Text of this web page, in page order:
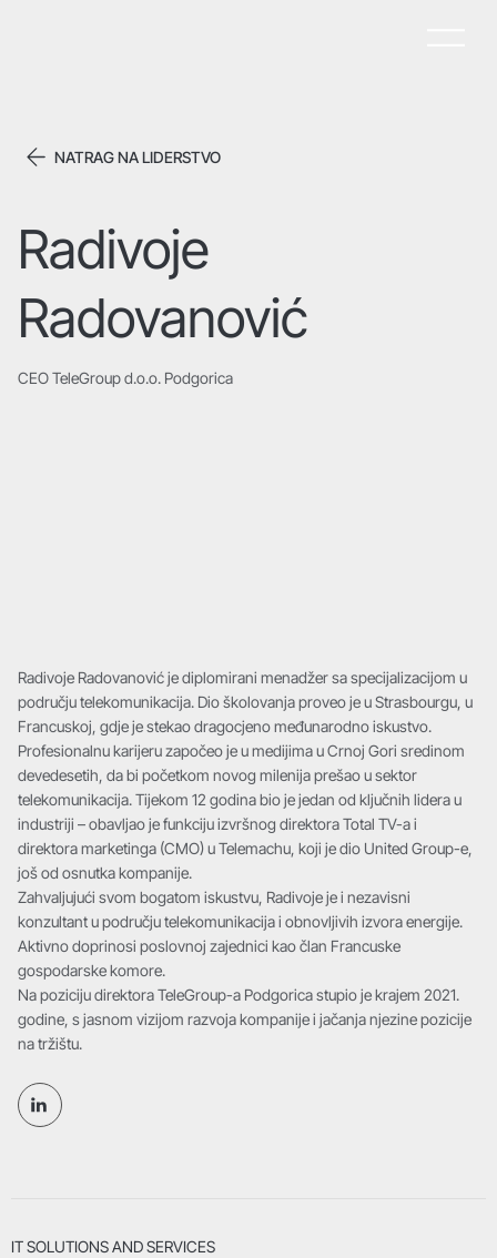
NATRAG NA LIDERSTVO
Radivoje Radovanović je diplomirani menadžer sa specijalizacijom u
području telekomunikacija. Dio školovanja proveo je u Strasbourgu, u
Francuskoj, gdje je stekao dragocjeno međunarodno iskustvo.
Profesionalnu karijeru započeo je u medijima u Crnoj Gori sredinom
devedesetih, da bi početkom novog milenija prešao u sektor
telekomunikacija. Tijekom 12 godina bio je jedan od ključnih lidera u
industriji – obavljao je funkciju izvršnog direktora Total TV-a i
direktora marketinga (CMO) u Telemachu, koji je dio United Group-e,
još od osnutka kompanije.
Zahvaljujući svom bogatom iskustvu, Radivoje je i nezavisni
konzultant u području telekomunikacija i obnovljivih izvora energije.
Aktivno doprinosi poslovnoj zajednici kao član Francuske
gospodarske komore.
Na poziciju direktora TeleGroup-a Podgorica stupio je krajem 2021.
godine, s jasnom vizijom razvoja kompanije i jačanja njezine pozicije
na tržištu.
Radivoje
Radovanović
CEO TeleGroup d.o.o. Podgorica
IT SOLUTIONS AND SERVICES